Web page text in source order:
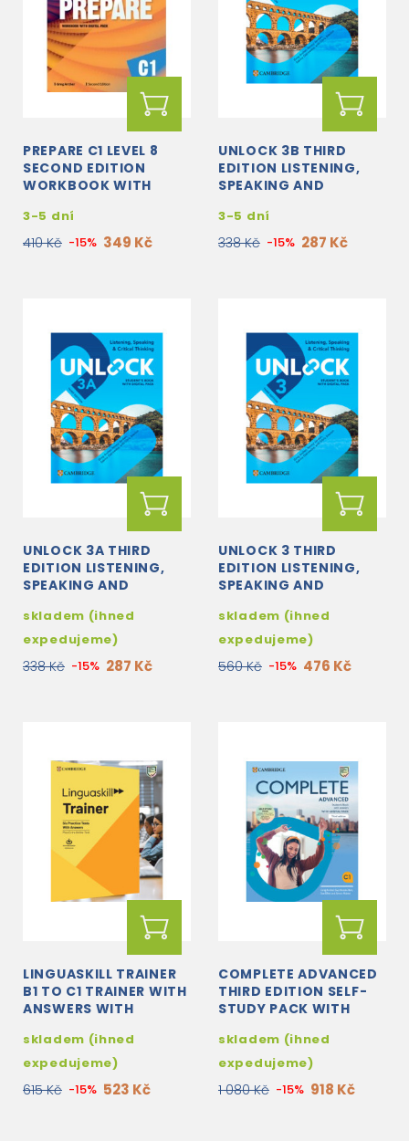
PREPARE C1 LEVEL 8
SECOND EDITION
WORKBOOK WITH
3-5 dní
410 Kč -15% 349 Kč
UNLOCK 3B THIRD
EDITION LISTENING,
SPEAKING AND
STUDENT'S BOOK
WITH DIGITAL PACK
3-5 dní
338 Kč -15% 287 Kč
UNLOCK 3A THIRD
EDITION LISTENING,
SPEAKING AND
STUDENT'S BOOK
WITH DIGITAL PACK
skladem (ihned
expedujeme)
338 Kč -15% 287 Kč
UNLOCK 3 THIRD
EDITION LISTENING,
SPEAKING AND
STUDENT'S BOOK
WITH DIGITAL PACK
skladem (ihned
expedujeme)
560 Kč -15% 476 Kč
LINGUASKILL TRAINER
B1 TO C1 TRAINER WITH
ANSWERS WITH
AUDIO
skladem (ihned
expedujeme)
615 Kč -15% 523 Kč
COMPLETE ADVANCED
THIRD EDITION SELF-
STUDY PACK WITH
skladem (ihned
expedujeme)
1 080 Kč -15% 918 Kč